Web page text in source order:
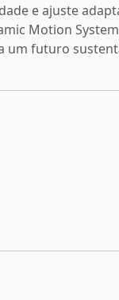
e ajuste
Motion
um futuro